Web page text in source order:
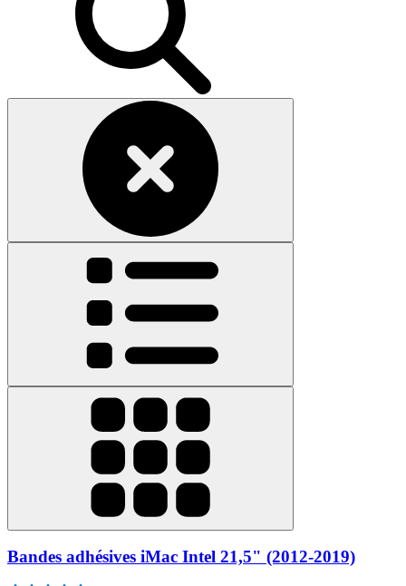
Bandes adhésives iMac Intel 21,5" (2012-2019)